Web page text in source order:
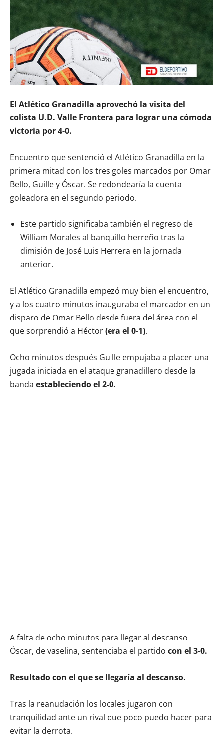
El Atlético Granadilla aprovechó la visita del
colista U.D. Valle Frontera para lograr una cómoda
victoria por 4-0.
Encuentro que sentenció el Atlético Granadilla en la
primera mitad con los tres goles marcados por Omar
Bello, Guille y Óscar. Se redondearía la cuenta
goleadora en el segundo periodo.
Este partido significaba también el regreso de
William Morales al banquillo herreño tras la
dimisión de José Luis Herrera en la jornada
anterior.
El Atlético Granadilla empezó muy bien el encuentro,
y a los cuatro minutos inauguraba el marcador en un
disparo de Omar Bello desde fuera del área con el
que sorprendió a Héctor(era el 0-1).
Ocho minutos después Guille empujaba a placer una
jugada iniciada en el ataque granadillero desde la
banda estableciendo el 2-0.
A falta de ocho minutos para llegar al descanso
Óscar, de vaselina, sentenciaba el partido con el 3-0.
Resultado con el que se llegaría al descanso.
Tras la reanudación los locales jugaron con
tranquilidad ante un rival que poco puedo hacer para
evitar la derrota.